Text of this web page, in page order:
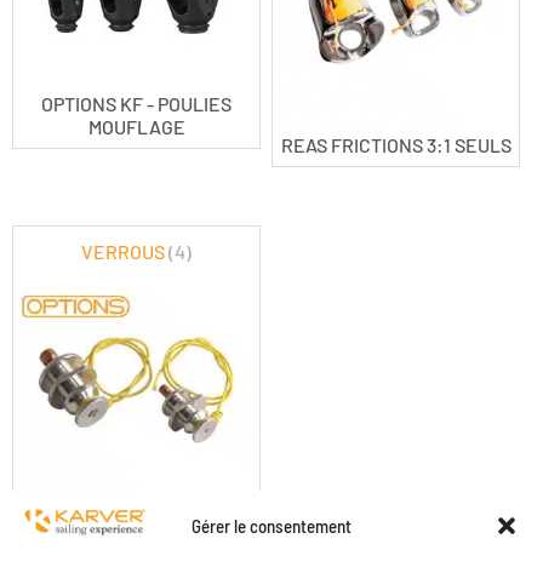
Gérer le consentement
OPTIONS KF - POULIES
MOUFLAGE
REAS FRICTIONS 3:1 SEULS
OPTIONS KF - VERROUS
VERROUS(4)